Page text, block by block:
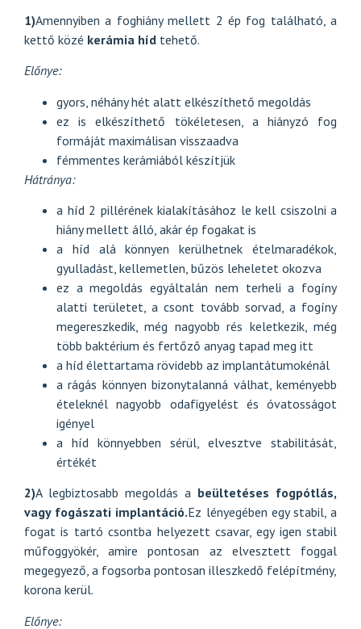
1)Amennyiben a foghiány mellett 2 ép fog található, a
kettő közé kerámia híd tehető.
Előnye:
gyors, néhány hét alatt elkészíthető megoldás
ez is elkészíthető tökéletesen, a hiányzó fog
formáját maximálisan visszaadva
fémmentes kerámiából készítjük
Hátránya:
a híd 2 pillérének kialakításához le kell csiszolni a
hiány mellett álló, akár ép fogakat is
a híd alá könnyen kerülhetnek ételmaradékok,
gyulladást, kellemetlen, bűzös leheletet okozva
ez a megoldás egyáltalán nem terheli a fogíny
alatti területet, a csont tovább sorvad, a fogíny
megereszkedik, még nagyobb rés keletkezik, még
több baktérium és fertőző anyag tapad meg itt
a híd élettartama rövidebb az implantátumokénál
a rágás könnyen bizonytalanná válhat, keményebb
ételeknél nagyobb odafigyelést és óvatosságot
igényel
a híd könnyebben sérül, elvesztve stabilitását,
értékét
2)A legbiztosabb megoldás a beültetéses fogpótlás,
vagy fogászati implantáció.Ez lényegében egy stabil, a
fogat is tartó csontba helyezett csavar, egy igen stabil
műfoggyökér, amire pontosan az elvesztett foggal
megegyező, a fogsorba pontosan illeszkedő felépítmény,
korona kerül.
Előnye: